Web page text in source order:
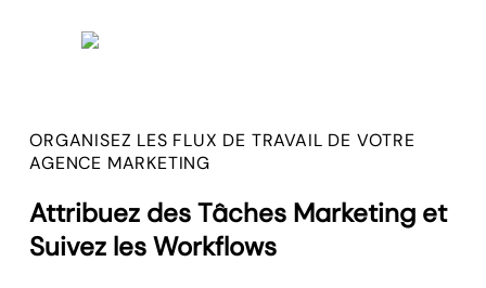
ORGANISEZ LES FLUX DE TRAVAIL DE VOTRE
AGENCE MARKETING
Attribuez des Tâches Marketing et
Suivez les Workflows